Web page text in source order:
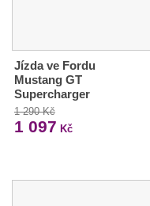
Jízda ve Fordu
Mustang GT
Supercharger
1 290 Kč
1 097 Kč